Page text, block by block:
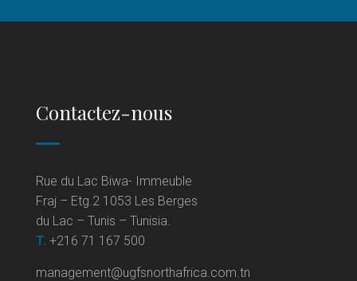
Contactez-nous
Rue du Lac Biwa- Immeuble
Fraj – Etg.2 1053 Les Berges
du Lac – Tunis – Tunisia.
T. +216 71 167 500
management@ugfsnorthafrica.com.tn